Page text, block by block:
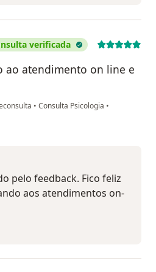
verificada
ao atendimento on line e
• Consulta Psicologia •
pelo feedback. Fico feliz
aos atendimentos on-